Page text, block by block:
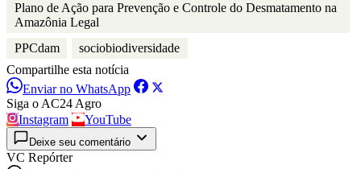
Plano de Ação para Prevenção e Controle do Desmatamento na
Amazônia Legal
PPCdam
sociobiodiversidade
Compartilhe esta notícia
Enviar no WhatsApp
Siga o AC24 Agro
Instagram
YouTube
Deixe seu comentário
VC Repórter